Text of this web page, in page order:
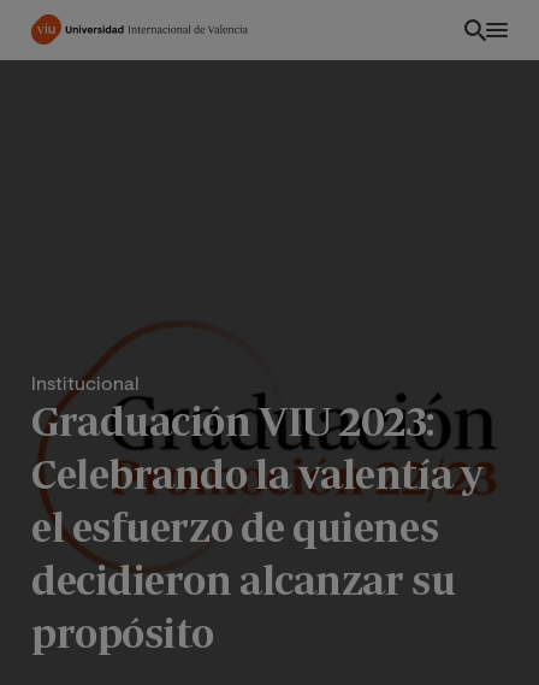
Pasar
CO
Institucional
Graduación VIU 2023:
Celebrando la valentía y
el esfuerzo de quienes
decidieron alcanzar su
propósito